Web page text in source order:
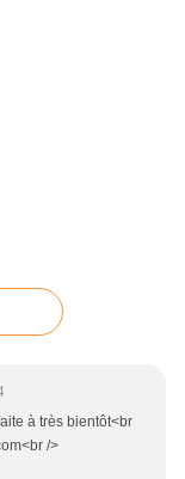
à très bientôt<br
/>